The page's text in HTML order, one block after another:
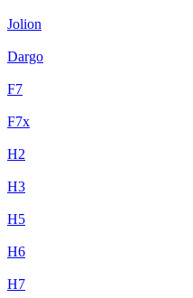
Jolion
Dargo
F7
F7x
H2
H3
H5
H6
H7